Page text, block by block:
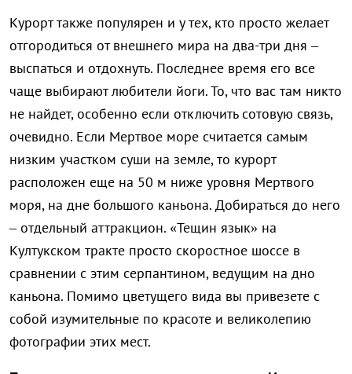
Курорт также популярен и у тех, кто просто желает
отгородиться от внешнего мира на два-три дня –
выспаться и отдохнуть. Последнее время его все
чаще выбирают любители йоги. То, что вас там никто
не найдет, особенно если отключить сотовую связь,
очевидно. Если Мертвое море считается самым
низким участком суши на земле, то курорт
расположен еще на 50 м ниже уровня Мертвого
моря, на дне большого каньона. Добираться до него
– отдельный аттракцион. «Тещин язык» на
Култукском тракте просто скоростное шоссе в
сравнении с этим серпантином, ведущим на дно
каньона. Помимо цветущего вида вы привезете с
собой изумительные по красоте и великолепию
фотографии этих мест.